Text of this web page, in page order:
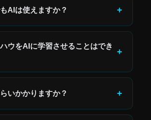
ます。まずはLINEやオンラインでご
AIは使えますか？ +
・出荷管理・問い合わせ対応・販路
でも活用できる場面が多くありま
ら始められます。
ウをAIに学習させることはでき
+
ジベースの構築により、マニュアル・
事例をデータ化し、AIで検索・参照
いかかりますか？ +
の範囲によって異なります。まず1業